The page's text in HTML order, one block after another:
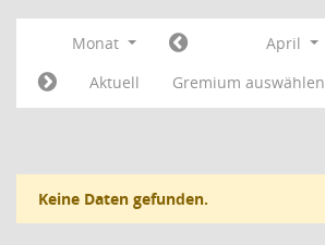
Monat April
Aktuell
Gremium auswählen
Keine Daten gefunden.